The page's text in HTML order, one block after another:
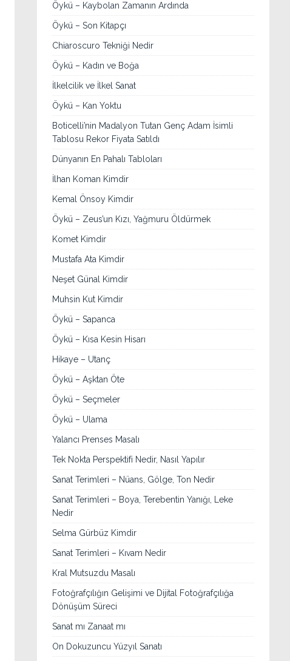
Öykü – Kaybolan Zamanın Ardında
Öykü – Son Kitapçı
Chiaroscuro Tekniği Nedir
Öykü – Kadın ve Boğa
İlkelcilik ve İlkel Sanat
Öykü – Kan Yoktu
Boticelli’nin Madalyon Tutan Genç Adam İsimli
Tablosu Rekor Fiyata Satıldı
Dünyanın En Pahalı Tabloları
İlhan Koman Kimdir
Kemal Önsoy Kimdir
Öykü – Zeus’un Kızı, Yağmuru Öldürmek
Komet Kimdir
Mustafa Ata Kimdir
Neşet Günal Kimdir
Muhsin Kut Kimdir
Öykü – Sapanca
Öykü – Kısa Kesin Hisarı
Hikaye – Utanç
Öykü – Aşktan Öte
Öykü – Seçmeler
Öykü – Ulama
Yalancı Prenses Masalı
Tek Nokta Perspektifi Nedir, Nasıl Yapılır
Sanat Terimleri – Nüans, Gölge, Ton Nedir
Sanat Terimleri – Boya, Terebentin Yanığı, Leke
Nedir
Selma Gürbüz Kimdir
Sanat Terimleri – Kıvam Nedir
Kral Mutsuzdu Masalı
Fotoğrafçılığın Gelişimi ve Dijital Fotoğrafçılığa
Dönüşüm Süreci
Sanat mı Zanaat mı
On Dokuzuncu Yüzyıl Sanatı